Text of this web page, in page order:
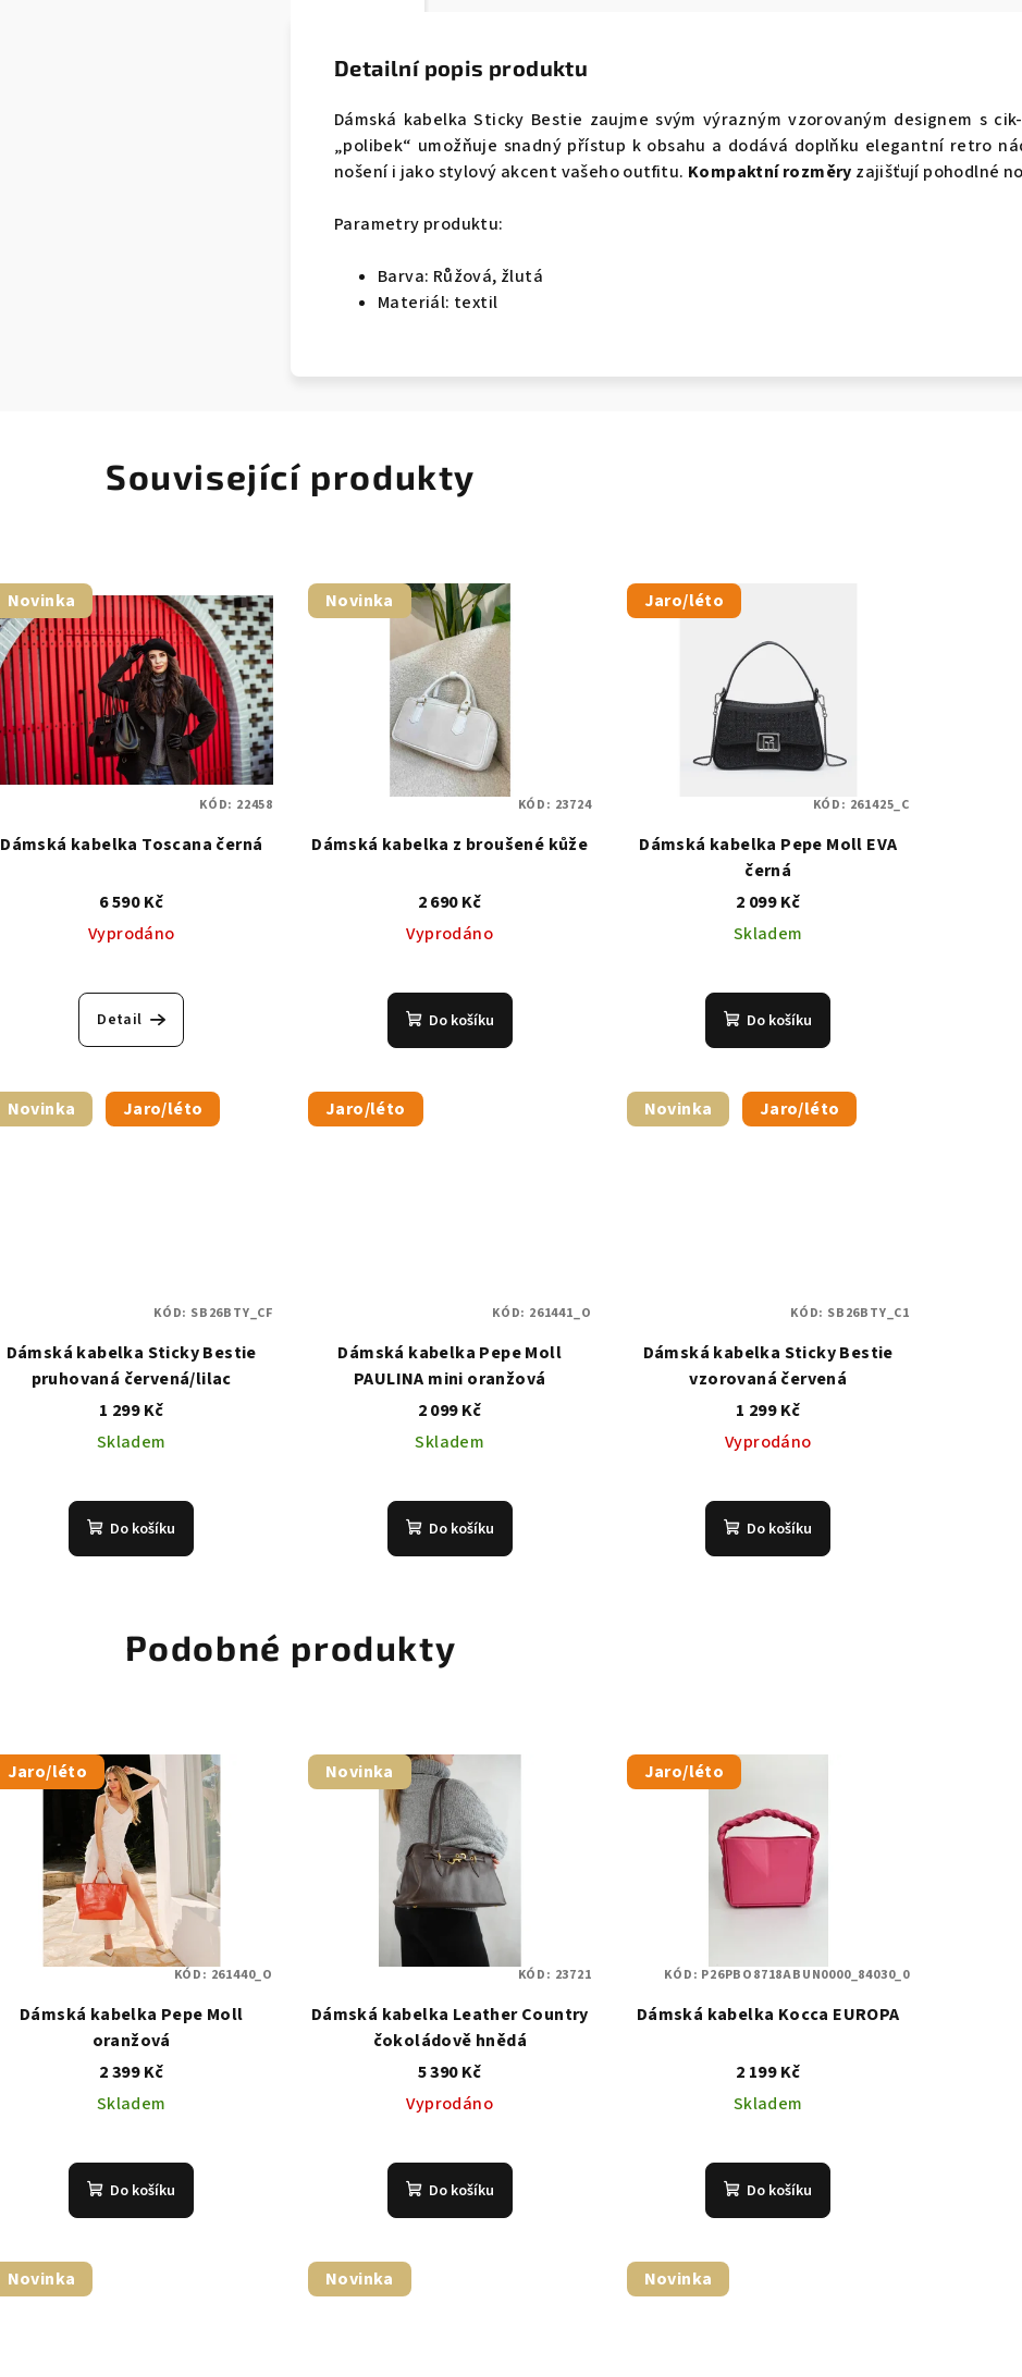
Detailní popis produktu
Dámská kabelka Sticky Bestie zaujme svým výrazným vzorovaným designem s
„polibek“ umožňuje snadný přístup k obsahu a dodává doplňku elegantní retro
nošení i jako stylový akcent vašeho outfitu. Kompaktní rozměry zajišťují pohodlné
Parametry produktu:
Barva: Růžová, žlutá
Materiál: textil
Související produkty
Novinka
Dámská kabelka Toscana černá
6 590 Kč
Vyprodáno
Detail
KÓD: 22458
Novinka
Dámská kabelka z broušené kůže
2 690 Kč
Vyprodáno
Do košíku
KÓD: 23724
Jaro/léto
Dámská kabelka Pepe Moll EVA
černá
2 099 Kč
Skladem
Do košíku
KÓD: 261425_C
Novinka Jaro/léto
Dámská kabelka Sticky Bestie
pruhovaná červená/lilac
1 299 Kč
Skladem
Do košíku
KÓD: SB26BTY_CF
Jaro/léto
Dámská kabelka Pepe Moll
PAULINA mini oranžová
2 099 Kč
Skladem
Do košíku
KÓD: 261441_O
Novinka Jaro/léto
Dámská kabelka Sticky Bestie
vzorovaná červená
1 299 Kč
Vyprodáno
Do košíku
KÓD: SB26BTY_C1
Podobné produkty
Jaro/léto
Dámská kabelka Pepe Moll
oranžová
2 399 Kč
Skladem
Do košíku
KÓD: 261440_O
Novinka
Dámská kabelka Leather Country
čokoládově hnědá
5 390 Kč
Vyprodáno
Do košíku
KÓD: 23721
Jaro/léto
Dámská kabelka Kocca EUROPA
2 199 Kč
Skladem
Do košíku
KÓD: P26PBO8718ABUN0000_84030_0
Novinka Novinka Novinka